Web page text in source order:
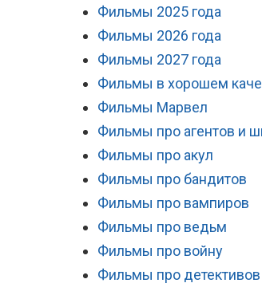
Фильмы 2025 года
Фильмы 2026 года
Фильмы 2027 года
Фильмы в хорошем
Фильмы Марвел
Фильмы про агентов и
Фильмы про акул
Фильмы про бандитов
Фильмы про вампиров
Фильмы про ведьм
Фильмы про войну
Фильмы про детективов